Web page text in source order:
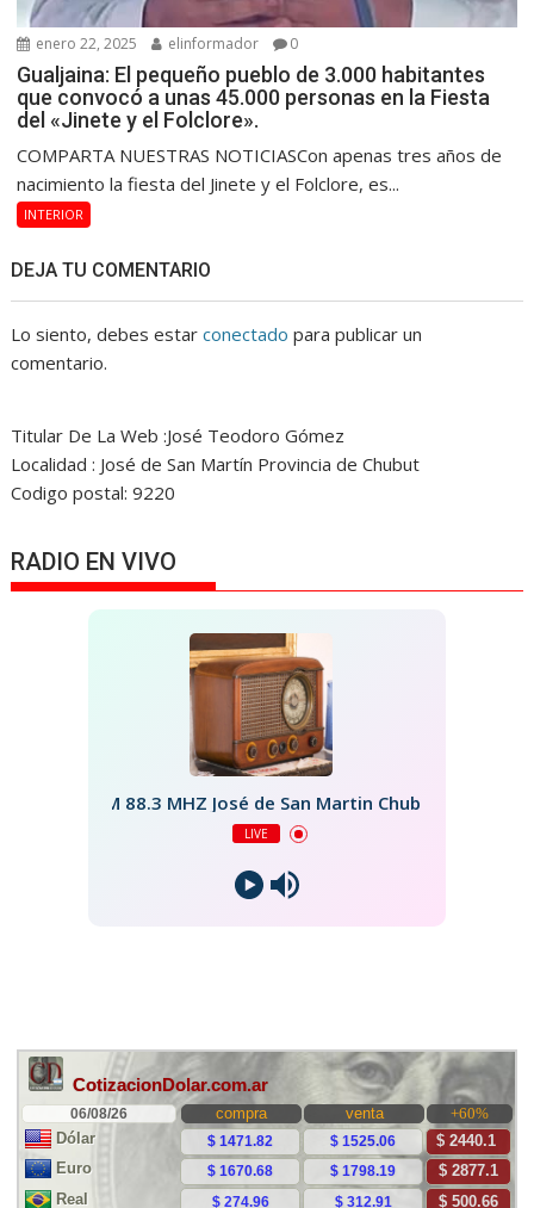
enero 22, 2025 elinformador 0
Gualjaina: El pequeño pueblo de 3.000 habitantes
que convocó a unas 45.000 personas en la Fiesta
del «Jinete y el Folclore».
COMPARTA NUESTRAS NOTICIASCon apenas tres años de
nacimiento la fiesta del Jinete y el Folclore, es...
INTERIOR
DEJA TU COMENTARIO
Lo siento, debes estarconectado para publicar un
comentario.
Titular De La Web :José Teodoro Gómez
Localidad : José de San Martín Provincia de Chubut
Codigo postal: 9220
RADIO EN VIVO
FM 88.3 MHZ José de San Martin Chubut
LIVE